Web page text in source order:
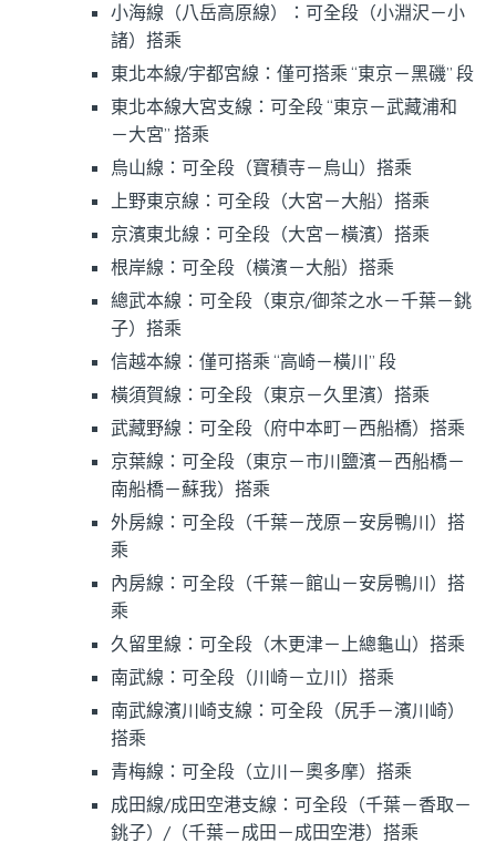
小海線（八岳高原線）：可全段（小淵沢－小
諸）搭乘
東北本線/宇都宮線：僅可搭乘 “東京－黑磯” 段
東北本線大宮支線：可全段 “東京－武藏浦和
－大宮” 搭乘
烏山線：可全段（寶積寺－烏山）搭乘
上野東京線：可全段（大宮－大船）搭乘
京濱東北線：可全段（大宮－橫濱）搭乘
根岸線：可全段（橫濱－大船）搭乘
總武本線：可全段（東京/御茶之水－千葉－銚
子）搭乘
信越本線：僅可搭乘 “高崎－橫川” 段
橫須賀線：可全段（東京－久里濱）搭乘
武藏野線：可全段（府中本町－西船橋）搭乘
京葉線：可全段（東京－市川鹽濱－西船橋－
南船橋－蘇我）搭乘
外房線：可全段（千葉－茂原－安房鴨川）搭
乘
內房線：可全段（千葉－館山－安房鴨川）搭
乘
久留里線：可全段（木更津－上總龜山）搭乘
南武線：可全段（川崎－立川）搭乘
南武線濱川崎支線：可全段（尻手－濱川崎）
搭乘
青梅線：可全段（立川－奧多摩）搭乘
成田線/成田空港支線：可全段（千葉－香取－
銚子）/（千葉－成田－成田空港）搭乘